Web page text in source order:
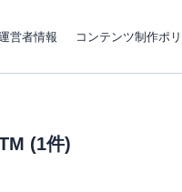
営者情報 コンテンツ制作ポ
(1件)